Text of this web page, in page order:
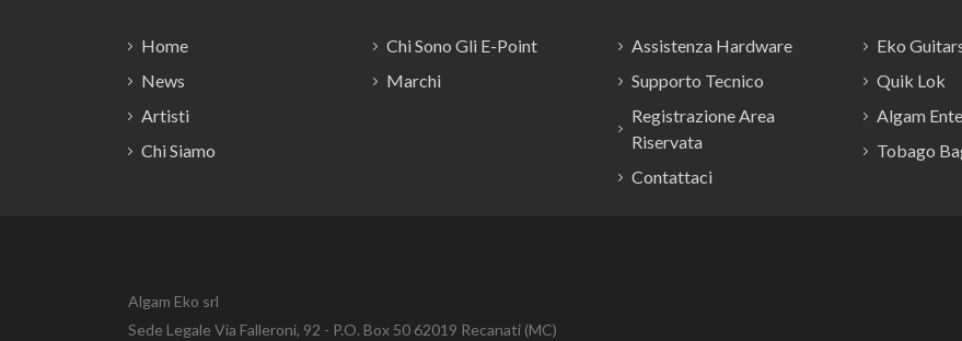
Home
News
Artisti
Chi Siamo
Chi Sono Gli E-Point
Marchi
Assistenza Hardware
Supporto Tecnico
Registrazione Area
Riservata
Contattaci
Eko
Quik Lok
Algam
Tobago
Algam Eko srl
Sede Legale Via Falleroni, 92 - P.O. Box 50 62019 Recanati (MC)